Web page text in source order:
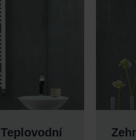
Zehnder Virando Bow -